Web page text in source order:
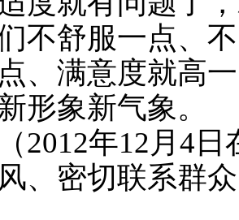
不舒服一点、
点、满意度就高
形象新气象。
（2012年12月4
风、密切联系群